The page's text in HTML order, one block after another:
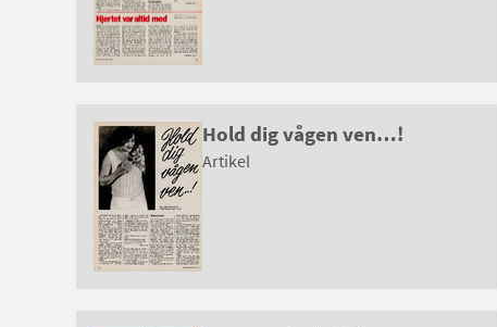
Hold dig vågen ven…!
Artikel